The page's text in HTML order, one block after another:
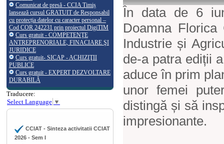
Comunicat de presă - CCIA Timiș
lansează cursul GRATUIT de Responsabil
cu protecția datelor cu caracter personal –
Cod COR 242231 prin proiectul DigiTIM
Curs gratuit - COMPETENŢE
ANTREPRENORIALE, FINACIARE ŞI
JURIDICE
Curs gratuit- SICAP - ACHIZIŢII
PUBLICE
Curs gratuit - EXPERT DEZVOLTARE
DURABILĂ
Traducere:
Select Language ▼
CCIAT - Sinteza activitatii CCIAT
2026 - Sem I
În data de 6
Doamna
Industrie și
de-a patra ediții
aduce în prim
unor femei
distingă și să
impresionante.